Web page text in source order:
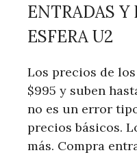
ENTRADAS Y
ESFERA U2
Los precios de
$995 y suben
no es un error
precios básicos.
más. Compra